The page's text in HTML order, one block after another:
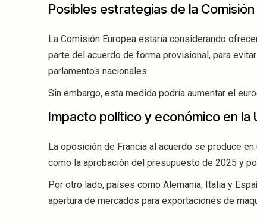
Posibles estrategias de la
La Comisión Europea estaría considerando
parte del acuerdo de forma provisional, para
parlamentos nacionales.
Sin embargo, esta medida podría aumentar el
Impacto político y económico en la
La oposición de Francia al acuerdo se produce
como la aprobación del presupuesto de 2025 y
Por otro lado, países como Alemania, Italia y
apertura de mercados para exportaciones de